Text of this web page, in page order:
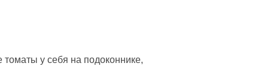
у себя на подоконнике,